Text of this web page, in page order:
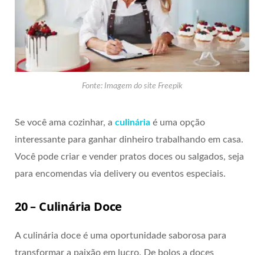
Fonte: Imagem do site Freepik
Se você ama cozinhar, a culinária é uma opção
interessante para ganhar dinheiro trabalhando em casa.
Você pode criar e vender pratos doces ou salgados, seja
para encomendas via delivery ou eventos especiais.
20 – Culinária Doce
A culinária doce é uma oportunidade saborosa para
transformar a paixão em lucro. De bolos a doces